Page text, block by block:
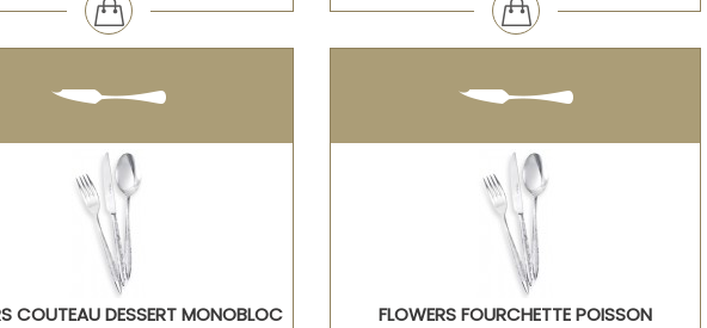
COUTEAU DESSERT MONOBLOC FLOWERS FOURCHETTE POISSON